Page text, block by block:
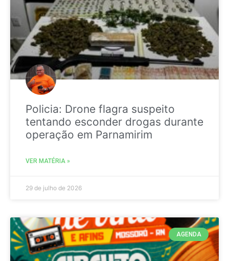
Policia: Drone flagra suspeito
tentando esconder drogas durante
operação em Parnamirim
VER MATÉRIA »
29 de julho de 2026
AGENDA